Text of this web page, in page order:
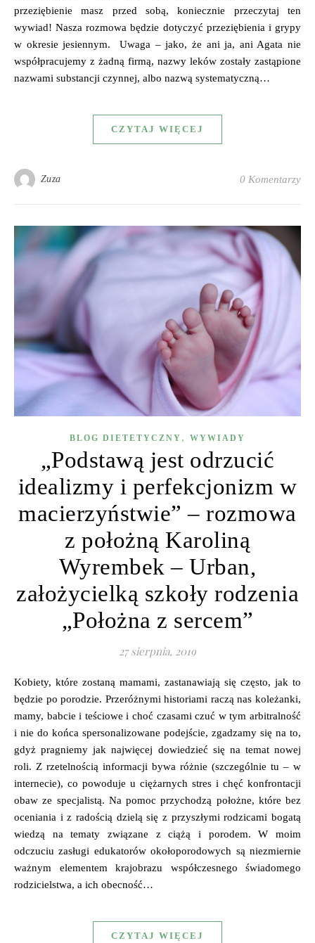
przeziębienie masz przed sobą, koniecznie przeczytaj ten
wywiad! Nasza rozmowa będzie dotyczyć przeziębienia i grypy
w okresie jesiennym. Uwaga – jako, że ani ja, ani Agata nie
współpracujemy z żadną firmą, nazwy leków zostały zastąpione
nazwami substancji czynnej, albo nazwą systematyczną…
CZYTAJ WIĘCEJ
Zuza 0 Komentarzy
BLOG DIETETYCZNY , WYWIADY
„Podstawą jest odrzucić
idealizmy i perfekcjonizm w
macierzyństwie” – rozmowa
z położną Karoliną
Wyrembek – Urban,
założycielką szkoły rodzenia
„Położna z sercem”
27 sierpnia, 2019
Kobiety, które zostaną mamami, zastanawiają się często, jak to
będzie po porodzie. Przeróżnymi historiami raczą nas koleżanki,
mamy, babcie i teściowe i choć czasami czuć w tym arbitralność
i nie do końca spersonalizowane podejście, zgadzamy się na to,
gdyż pragniemy jak najwięcej dowiedzieć się na temat nowej
roli. Z rzetelnością informacji bywa różnie (szczególnie tu – w
internecie), co powoduje u ciężarnych stres i chęć konfrontacji
obaw ze specjalistą. Na pomoc przychodzą położne, które bez
oceniania i z radością dzielą się z przyszłymi rodzicami bogatą
wiedzą na tematy związane z ciążą i porodem. W moim
odczuciu zasługi edukatorów okołoporodowych są niezmiernie
ważnym elementem krajobrazu współczesnego świadomego
rodzicielstwa, a ich obecność…
CZYTAJ WIĘCEJ